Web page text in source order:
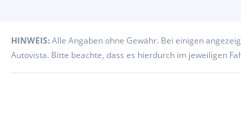
HINWEIS:Alle Angaben ohne Gewähr. Bei einigen
Autovista. Bitte beachte, dass es hierdurch im jeweiligen